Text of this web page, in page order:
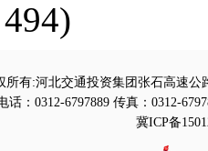
所有:河北交通投资集团张石高速公
话：0312-6797889 传真：0312-
冀ICP备